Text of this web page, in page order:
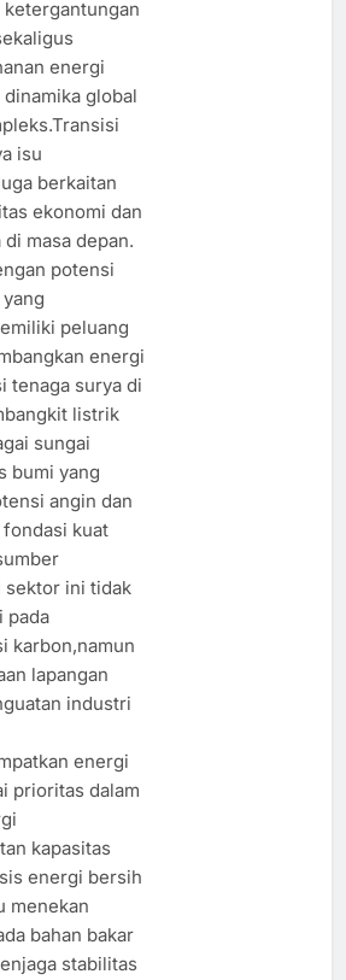
energi
global
isu
berkaitan
ekonomi dan
masa depan.
potensi
peluang
energi
tenaga surya di
listrik
sungai
bumi yang
angin dan
kuat
sektor ini tidak
pada
karbon,namun
lapangan
industri
energi
prioritas dalam
kapasitas
energi bersih
menekan
bahan bakar
stabilitas